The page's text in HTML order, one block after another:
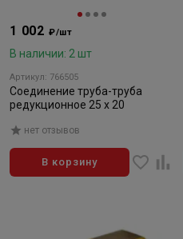
1 002 ₽/шт
В наличии: 2 шт
Артикул: 766505
Соединение труба-труба
редукционное 25 х 20
нет отзывов
В корзину